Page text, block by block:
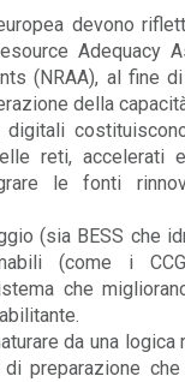
devono
Adequacy
(NRAA), al fine
della
digitali
reti, accelerati
le fonti
(sia BESS che
(come i
che
da una logica
preparazione